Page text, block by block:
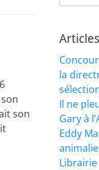
son
la
Il ne
Gary à
Eddy
Librairie